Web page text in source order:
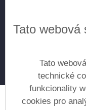
do vyššího
Prohlášení o
Tato webová
Tato
technické
funkcionality
cookies pro